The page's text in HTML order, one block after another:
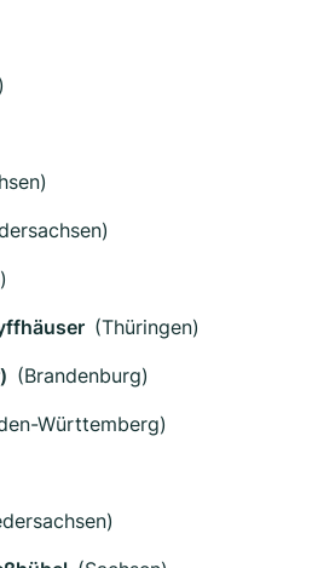
(Thüringen)
(Brandenburg)
Württemberg)